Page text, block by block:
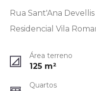
Rua Sant'Ana Devellis
Residencial Vila
Área terreno
125 m²
Quartos